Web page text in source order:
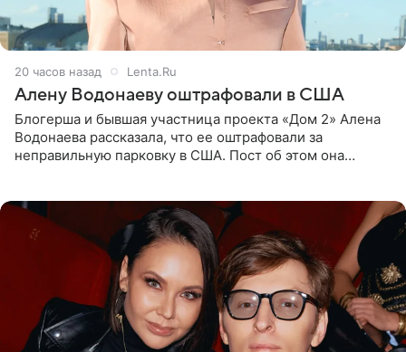
20 часов назад Lenta.Ru
Алену Водонаеву оштрафовали в США
Блогерша и бывшая участница проекта «Дом 2» Алена
Водонаева рассказала, что ее оштрафовали за
неправильную парковку в США. Пост об этом она